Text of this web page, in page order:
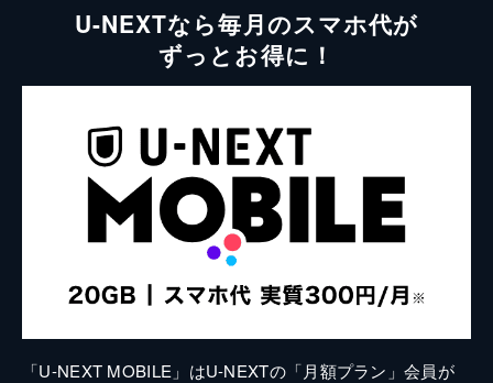
U-NEXTなら毎月のスマホ代が
ずっとお得に！
「U-NEXT MOBILE」はU-NEXTの「月額プラン」会員が